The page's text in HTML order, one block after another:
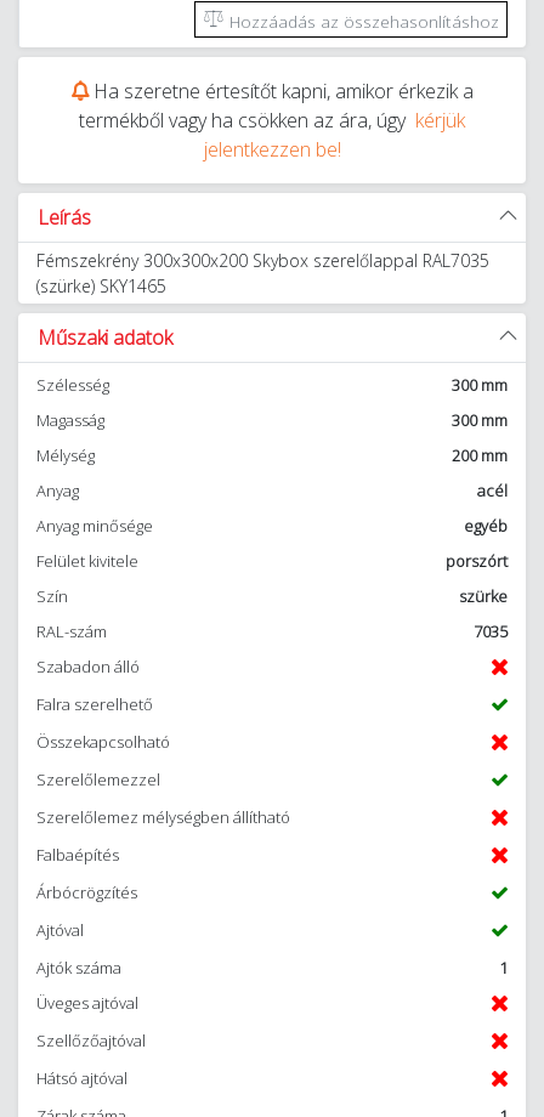
Hozzáadás az összehasonlításhoz
Ha szeretne értesítőt kapni, amikor érkezik a
termékből vagy ha csökken az ára, úgy kérjük
jelentkezzen be!
Leírás
Fémszekrény 300x300x200 Skybox szerelőlappal RAL7035
(szürke) SKY1465
Műszaki adatok
Szélesség
300 mm
Magasság
300 mm
Mélység
200 mm
Anyag
acél
Anyag minősége
egyéb
Felület kivitele
porszórt
Szín
szürke
RAL-szám
7035
Szabadon álló
Falra szerelhető
Összekapcsolható
Szerelőlemezzel
Szerelőlemez mélységben állítható
Falbaépítés
Árbócrögzítés
Ajtóval
Ajtók száma
1
Üveges ajtóval
Szellőzőajtóval
Hátsó ajtóval